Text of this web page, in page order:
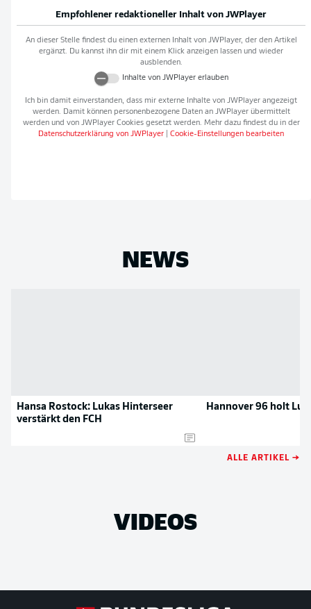
Empfohlener redaktioneller Inhalt von JWPlayer
An dieser Stelle findest du einen externen Inhalt von JWPlayer, der den Artikel
ergänzt. Du kannst ihn dir mit einem Klick anzeigen lassen und wieder
ausblenden.
Inhalte von JWPlayererlauben
Ich bin damit einverstanden, dass mir externe Inhalte von JWPlayer angezeigt
werden. Damit können personenbezogene Daten an JWPlayerübermittelt
werden und von JWPlayerCookies gesetzt werden. Mehr dazu findest du in der
Datenschutzerklärung von JWPlayer Cookie-Einstellungen bearbeiten
NEWS
Hansa Rostock: Lukas Hinterseer
verstärkt den FCH
Hannover 96 holt
ALLE ARTIKEL →
VIDEOS